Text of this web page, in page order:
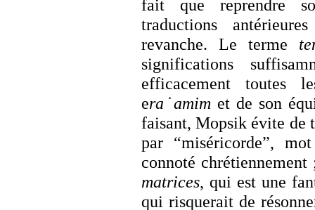
fait que reprendre
traductions
revanche. Le terme
significations
efficacement toutes
era˙amim et de son
faisant, Mopsik évite de
par “miséricorde”,
connoté
matrices, qui est une
qui risquerait de